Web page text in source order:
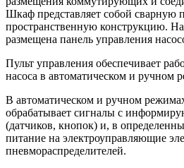
Шкаф представляет собой сварную
пространственную конструкцию.
размещена панель управления
Пульт управления обеспечивает
насоса в автоматическом и ручном
В автоматическом и ручном
обрабатывает сигналы с
(датчиков, кнопок) и, в
питание на электроуправляющие
пневмораспределителей.